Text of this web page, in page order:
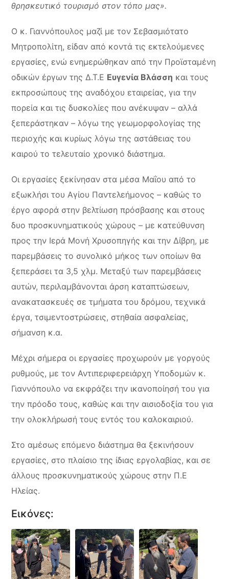
θρησκευτικό τουρισμό στον τόπο μας».
Ο κ. Γιαννόπουλος μαζί με τον Σεβασμιότατο
Μητροπολίτη, είδαν από κοντά τις εκτελούμενες
εργασίες, ενώ ενημερώθηκαν από την Προϊσταμένη
οδικών έργων της Δ.Τ.Ε Ευγενία Βλάσση και τους
εκπροσώπους της αναδόχου εταιρείας, για την
πορεία και τις δυσκολίες που ανέκυψαν – αλλά
ξεπεράστηκαν – λόγω της γεωμορφολογίας της
περιοχής και κυρίως λόγω της αστάθειας του
καιρού το τελευταίο χρονικό διάστημα.
Οι εργασίες ξεκίνησαν στα μέσα Μαΐου από το
εξωκλήσι του Αγίου Παντελεήμονος – καθώς το
έργο αφορά στην βελτίωση πρόσβασης και στους
δυο προσκυνηματικούς χώρους – με κατεύθυνση
προς την Ιερά Μονή Χρυσοπηγής και την Δίβρη, με
παρεμβάσεις το συνολικό μήκος των οποίων θα
ξεπεράσει τα 3,5 χλμ. Μεταξύ των παρεμβάσεις
αυτών, περιλαμβάνονται άρση καταπτώσεων,
ανακατασκευές σε τμήματα του δρόμου, τεχνικά
έργα, τσιμεντοστρώσεις, στηθαία ασφαλείας,
σήμανση κ.α.
Μέχρι σήμερα οι εργασίες προχωρούν με γοργούς
ρυθμούς, με τον Αντιπεριφερειάρχη Υποδομών κ.
Γιαννόπουλο να εκφράζει την ικανοποίησή του για
την πρόοδο τους, καθώς και την αισιοδοξία του για
την ολοκλήρωσή τους εντός του καλοκαιριού.
Στο αμέσως επόμενο διάστημα θα ξεκινήσουν
εργασίες, στο πλαίσιο της ίδιας εργολαβίας, και σε
άλλους προσκυνηματικούς χώρους στην Π.Ε
Ηλείας.
Εικόνες: